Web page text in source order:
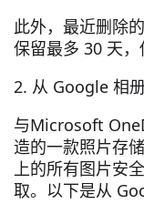
此外，最近删除
保留最多 30 天，
2. 从 Google 相
与Microsoft
造的一款照片存
上的所有图片安
取。以下是从